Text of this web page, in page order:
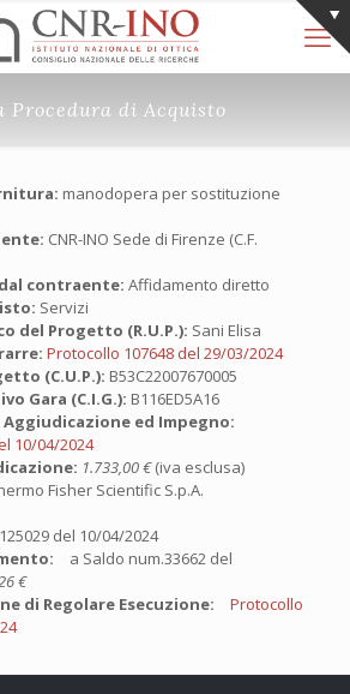
Procedura di Acquisto
manodopera per sostituzione
CNR-INO Sede di Firenze (C.F.
contraente: Affidamento diretto
Servizi
del Progetto (R.U.P.): Sani Elisa
Protocollo 107648 del 29/03/2024
(C.U.P.): B53C22007670005
Gara (C.I.G.): B116ED5A16
ed Impegno:
10/04/2024
1.733,00 €(iva esclusa)
Fisher Scientific S.p.A.
del 10/04/2024
a Saldo num.33662 del
€
di Regolare Esecuzione:
Protocollo